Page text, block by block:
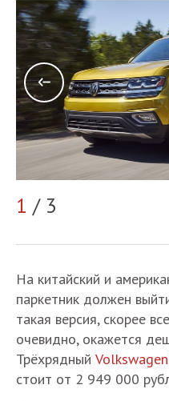
1 / 3
На китайский и
паркетник должен
такая версия, скорее
очевидно, окажется
Трёхрядный
стоит от 2 949 000